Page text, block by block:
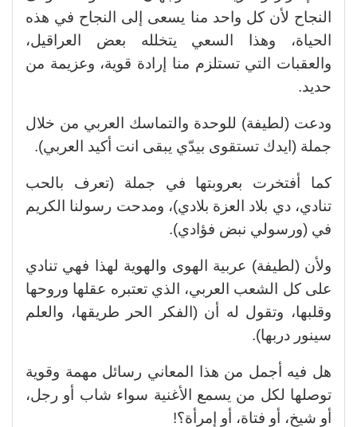
النجاح لأن كل واحد منا يسعى إلى النجاح في هذه
الحياة، وهذا السعي يتخلله بعض العراقيل،
والعقبات التي تستلزم منا إرادة قوية، وعزيمة من
حديد.
ودعت (لطيفة) للوحدة والتماسك العربي من خلال
جملة (ايدك تستقوى بيدّي يبقى انت أكيد العربي).
كما أفتخرت بعروبتها في جملة (تعرف بالحب
تنادي، دي بلاد العزة بلادي)، ومدحت رسولنا الكريم
في (ورسولي نبض فؤادي).
ولأن (لطيفة) عربية الهوى والهوية لهذا فهي تنادي
على كل الشعب العربي، الذي تعتبره عقلها وروحها
وقلبها، وتقول له أن (الفكر الحر طريقها، والعلم
سينور دربها).
هل فيه أجمل من هذا المعاني رسائل مهمة وقوية
توصلها لكل من يسمع الأغنية سواء شاب أو رجل،
أو شيخ، أو فتاة، أو إمرأة؟!